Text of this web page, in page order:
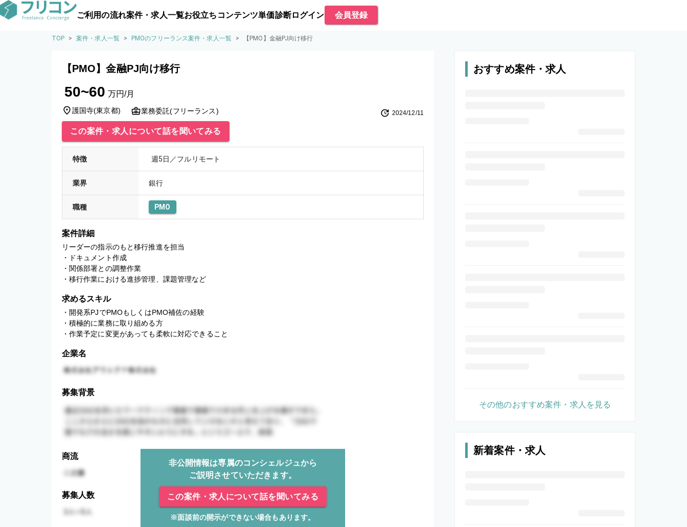
ご利用の流れ案件・求人一覧お役立ちコンテンツ単価診断ログイン 会員登録
TOP > 案件・求人一覧 > PMOのフリーランス案件・求人一覧 > 【PMO】金融PJ向け移行
【PMO】金融PJ向け移行
50~60 万円/月
護国寺(東京都) 業務委託(フリーランス) 2024/12/11
この案件・求人について話を聞いてみる
特徴 週5日／フルリモート
業界 銀行
職種 PMO
案件詳細
リーダーの指示のもと移行推進を担当
・ドキュメント作成
・関係部署との調整作業
・移行作業における進捗管理、課題管理など
求めるスキル
・開発系PJでPMOもしくはPMO補佐の経験
・積極的に業務に取り組める方
・作業予定に変更があっても柔軟に対応できること
企業名
募集背景
商流
非公開情報は専属のコンシェルジュから
ご説明させていただきます。
この案件・求人について話を聞いてみる
※面談前の開示ができない場合もあります。
募集人数
おすすめ案件・求人
その他のおすすめ案件・求人を見る
新着案件・求人